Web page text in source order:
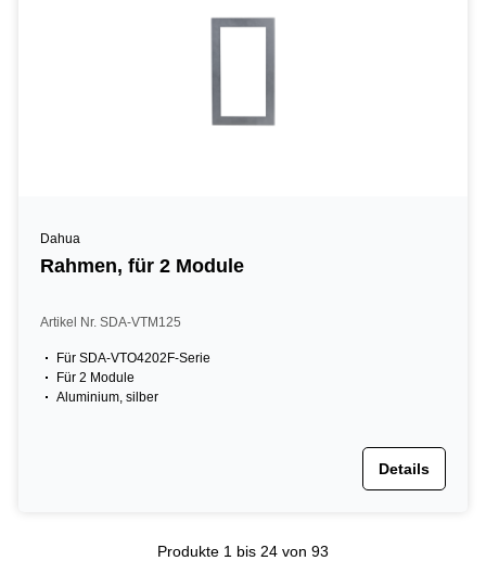
Dahua
Rahmen, für 2 Module
Artikel Nr. SDA-VTM125
Für SDA-VTO4202F-Serie
Für 2 Module
Aluminium, silber
Details
Produkte 1 bis 24 von 93